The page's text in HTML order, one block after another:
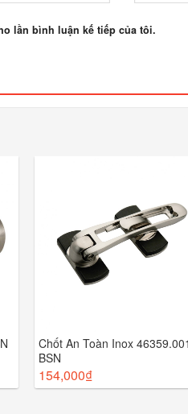
lần bình luận kế tiếp của tôi.
Chốt An Toàn Inox 46359.001
BSN
154,000₫